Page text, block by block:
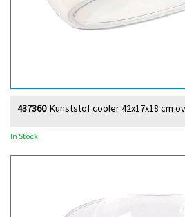
Kunststof cooler 42x17x18 cm
437360
In Stock